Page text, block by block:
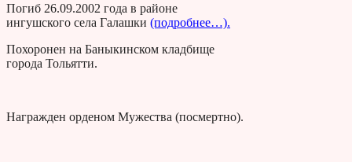
Погиб 26.09.2002 года в районе
ингушского села Галашки (подробнее…).
Похоронен на Баныкинском кладбище
города Тольятти.
Награжден орденом Мужества (посмертно).